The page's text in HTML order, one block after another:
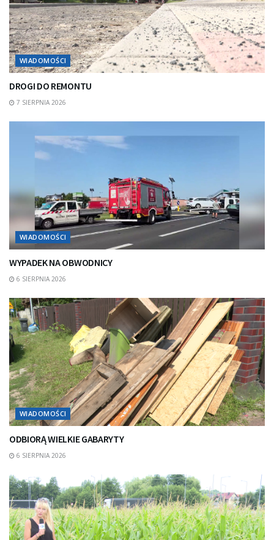
WIADOMOŚCI
DROGI DO REMONTU
7 SIERPNIA 2026
WIADOMOŚCI
WYPADEK NA OBWODNICY
6 SIERPNIA 2026
WIADOMOŚCI
ODBIORĄ WIELKIE GABARYTY
6 SIERPNIA 2026